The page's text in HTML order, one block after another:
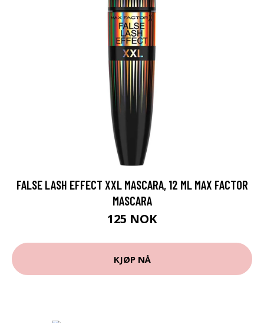
FALSE LASH EFFECT XXL MASCARA, 12 ML MAX FACTOR
MASCARA
125 NOK
KJØP NÅ